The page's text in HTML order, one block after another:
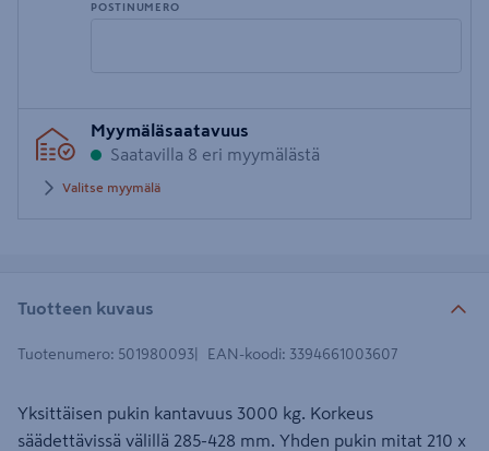
POSTINUMERO
postinumero
Myymäläsaatavuus
Saatavilla 8 eri myymälästä
Valitse myymälä
Tuotteen kuvaus
Tuotenumero: 501980093 EAN-koodi: 3394661003607
Yksittäisen pukin kantavuus 3000 kg. Korkeus
säädettävissä välillä 285-428 mm. Yhden pukin mitat 210 x